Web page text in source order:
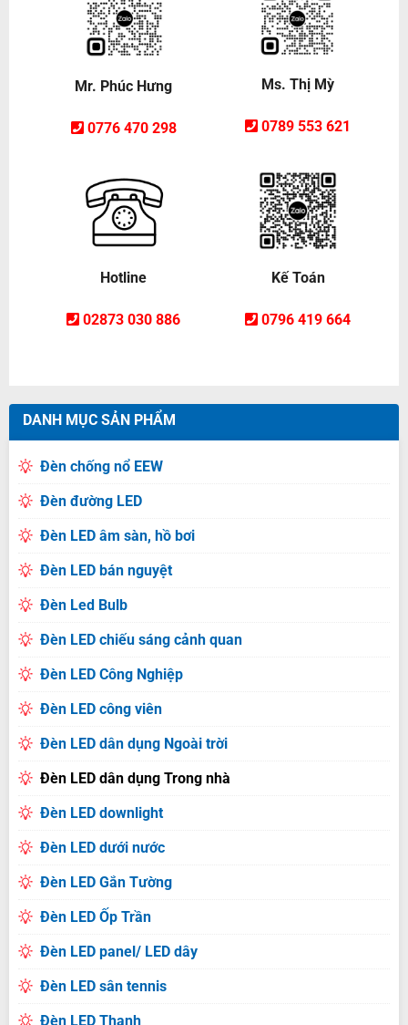
Mr. Phúc Hưng
0776 470 298
Ms. Thị Mỳ
0789 553 621
Hotline
02873 030 886
Kế Toán
0796 419 664
DANH MỤC SẢN PHẨM
Đèn chống nổ EEW
Đèn đường LED
Đèn LED âm sàn, hồ bơi
Đèn LED bán nguyệt
Đèn Led Bulb
Đèn LED chiếu sáng cảnh quan
Đèn LED Công Nghiệp
Đèn LED công viên
Đèn LED dân dụng Ngoài trời
Đèn LED dân dụng Trong nhà
Đèn LED downlight
Đèn LED dưới nước
Đèn LED Gắn Tường
Đèn LED Ốp Trần
Đèn LED panel/ LED dây
Đèn LED sân tennis
Đèn LED Thanh